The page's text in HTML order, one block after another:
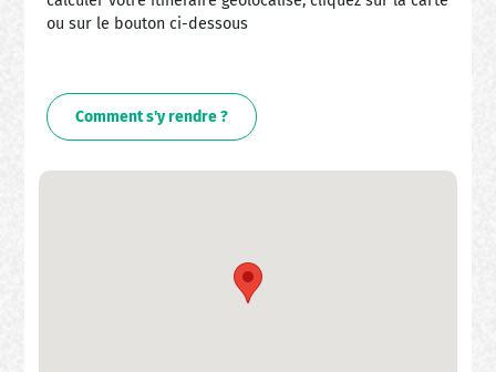
ou sur le bouton ci-dessous
Comment s'y rendre ?